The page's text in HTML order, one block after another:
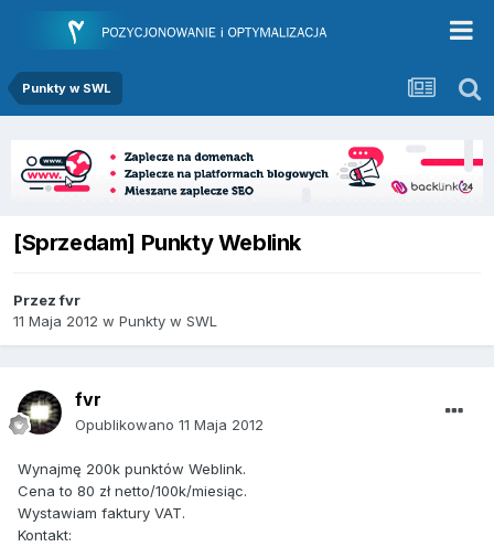
Punkty w SWL
[Sprzedam] Punkty Weblink
Przezfvr
11 Maja 2012 w Punkty w SWL
fvr
Opublikowano 11 Maja 2012
Wynajmę 200k punktów Weblink.
Cena to 80 zł netto/100k/miesiąc.
Wystawiam faktury VAT.
Kontakt: